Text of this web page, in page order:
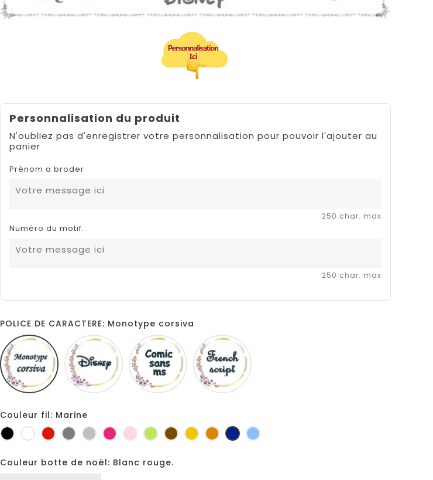
Personnalisation du produit
N'oubliez pas d'enregistrer votre personnalisation pour pouvoir l'ajouter au
panier
Prénom a broder
250 char. max
Numéro du motif.
250 char. max
POLICE DE CARACTERE: Monotype corsiva
Monotype
corsiva
Disney
Comic
sans
ms
Couleur fil: Marine
Noir BlancRougeGris
foncé
Gris
clair
Fuchsia
RoseAnis MarronJaune
d'or
OrangeMarineBleu
Couleur botte de noël: Blanc rouge.